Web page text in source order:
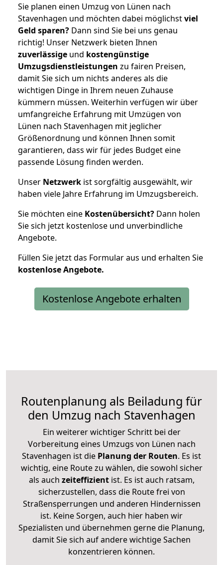
Sie planen einen Umzug von Lünen nach
Stavenhagen und möchten dabei möglichstviel
Geld sparen? Dann sind Sie bei uns genau
richtig! Unser Netzwerk bieten Ihnen
zuverlässige und kostengünstige
Umzugsdienstleistungen zu fairen Preisen,
damit Sie sich um nichts anderes als die
wichtigen Dinge in Ihrem neuen Zuhause
kümmern müssen. Weiterhin verfügen wir über
umfangreiche Erfahrung mit Umzügen von
Lünen nach Stavenhagen mit jeglicher
Größenordnung und können Ihnen somit
garantieren, dass wir für jedes Budget eine
passende Lösung finden werden.
Unser Netzwerk ist sorgfältig ausgewählt, wir
haben viele Jahre Erfahrung im Umzugsbereich.
Sie möchten eine Kostenübersicht? Dann holen
Sie sich jetzt kostenlose und unverbindliche
Angebote.
Füllen Sie jetzt das Formular aus und erhalten Sie
kostenloseAngebote.
Kostenlose Angebote erhalten
Routenplanung als Beiladung für
den Umzug nach Stavenhagen
Ein weiterer wichtiger Schritt bei der
Vorbereitung eines Umzugs von Lünen nach
Stavenhagen ist die Planung der Routen. Es ist
wichtig, eine Route zu wählen, die sowohl sicher
als auch zeiteffizientist. Es ist auch ratsam,
sicherzustellen, dass die Route frei von
Straßensperrungen und anderen Hindernissen
ist. Keine Sorgen, auch hier haben wir
Spezialisten und übernehmen gerne die Planung,
damit Sie sich auf andere wichtige Sachen
konzentrieren können.